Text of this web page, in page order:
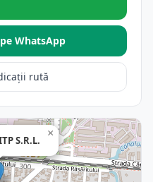
WhatsApp
rută
S.R.L.
×